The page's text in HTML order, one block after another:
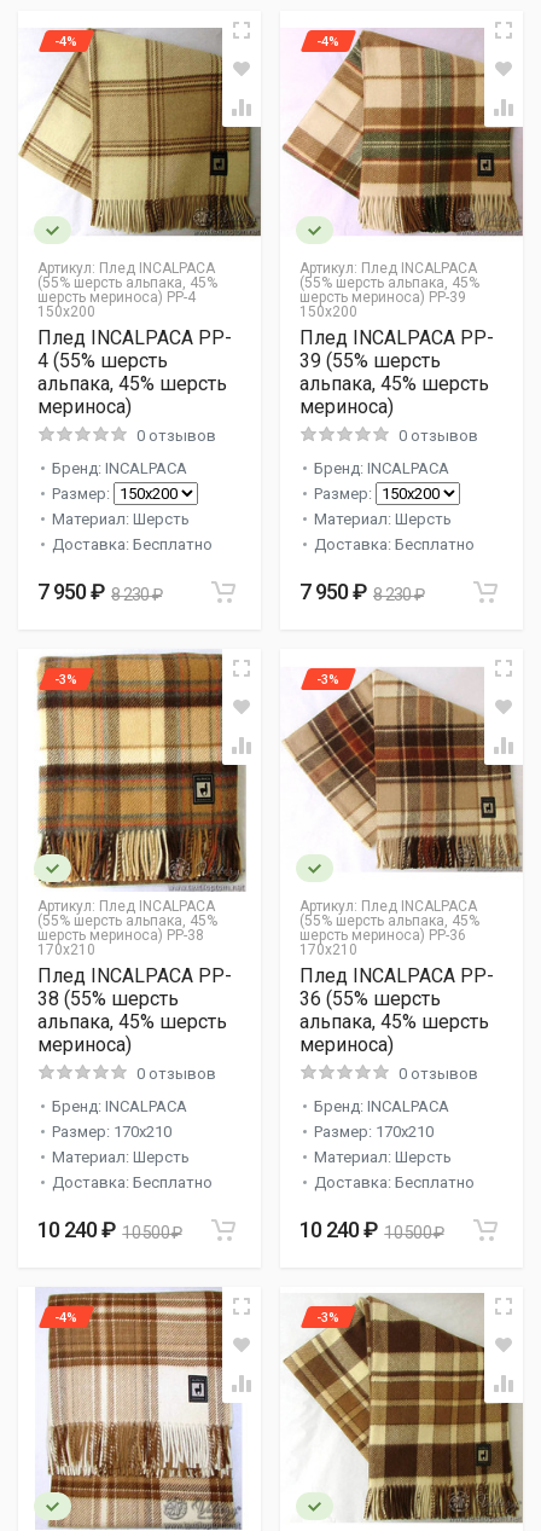
Артикул: Плед INCALPACA
(55% шерсть альпака, 45%
шерсть мериноса) PP-4
150x200
-4%
Плед INCALPACA PP-
4 (55% шерсть
альпака, 45% шерсть
мериноса)
0 отзывов
Бренд: INCALPACA
Размер:
Материал: Шерсть
Доставка: Бесплатно
7 950 ₽ 8 230 ₽
Артикул: Плед INCALPACA
(55% шерсть альпака, 45%
шерсть мериноса) PP-39
150x200
-4%
Плед INCALPACA PP-
39 (55% шерсть
альпака, 45% шерсть
мериноса)
0 отзывов
Бренд: INCALPACA
Размер:
Материал: Шерсть
Доставка: Бесплатно
7 950 ₽ 8 230 ₽
Артикул: Плед INCALPACA
(55% шерсть альпака, 45%
шерсть мериноса) PP-38
170x210
-3%
Плед INCALPACA PP-
38 (55% шерсть
альпака, 45% шерсть
мериноса)
0 отзывов
Бренд: INCALPACA
Размер: 170x210
Материал: Шерсть
Доставка: Бесплатно
10 240 ₽ 10 500 ₽
Артикул: Плед INCALPACA
(55% шерсть альпака, 45%
шерсть мериноса) PP-36
170x210
-3%
Плед INCALPACA PP-
36 (55% шерсть
альпака, 45% шерсть
мериноса)
0 отзывов
Бренд: INCALPACA
Размер: 170x210
Материал: Шерсть
Доставка: Бесплатно
10 240 ₽ 10 500 ₽
-4% -3%